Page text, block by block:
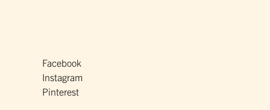
Facebook
Instagram
Pinterest